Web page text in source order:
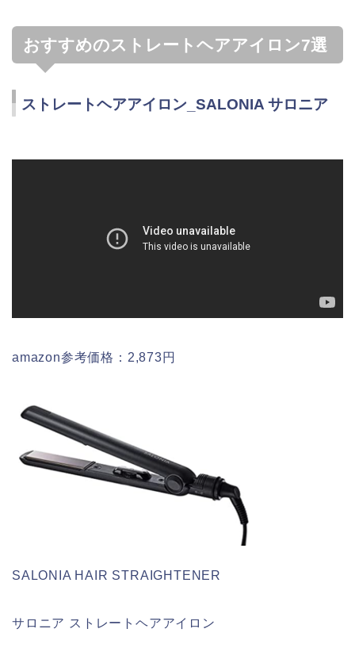
おすすめのストレートヘアアイロン7選
ストレートヘアアイロン_SALONIA サロニア
amazon参考価格：2,873円
SALONIA HAIR STRAIGHTENER
サロニア ストレートヘアアイロン